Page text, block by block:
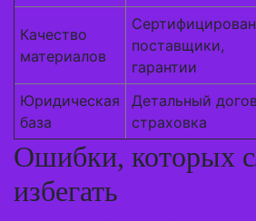
Качество
материалов
поставщики,
гарантии
Юридическая
база
Детальный
страховка
Ошибки, которых
избегать